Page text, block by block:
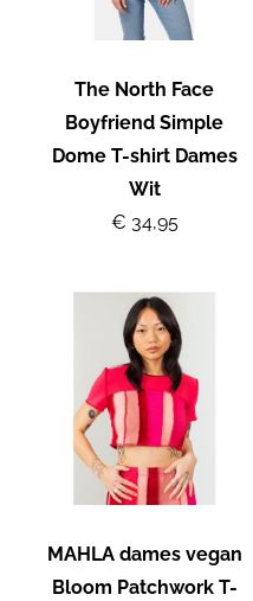
The North Face
Boyfriend Simple
Dome T-shirt Dames
Wit
€ 34,95
MAHLA dames vegan
Bloom Patchwork T-